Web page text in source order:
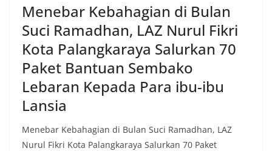
Menebar Kebahagian di Bulan
Suci Ramadhan, LAZ Nurul Fikri
Kota Palangkaraya Salurkan 70
Paket Bantuan Sembako
Lebaran Kepada Para ibu-ibu
Lansia​
Menebar Kebahagian di Bulan Suci Ramadhan, LAZ
Nurul Fikri Kota Palangkaraya Salurkan 70 Paket